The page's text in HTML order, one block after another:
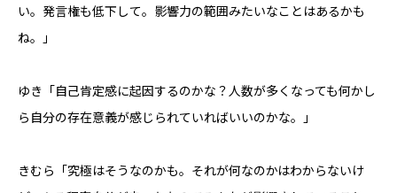
い。発言権も低下して。影響力の範囲みたいなことはあるかも
ね。」
ゆき「自己肯定感に起因するのかな？人数が多くなっても何かし
ら自分の存在意義が感じられていればいいのかな。」
きむら「究極はそうなのかも。それが何なのかはわからないけ